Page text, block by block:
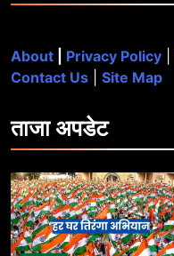
About Privacy Policy
Contact Us
Site Map
ताजाअपडेट